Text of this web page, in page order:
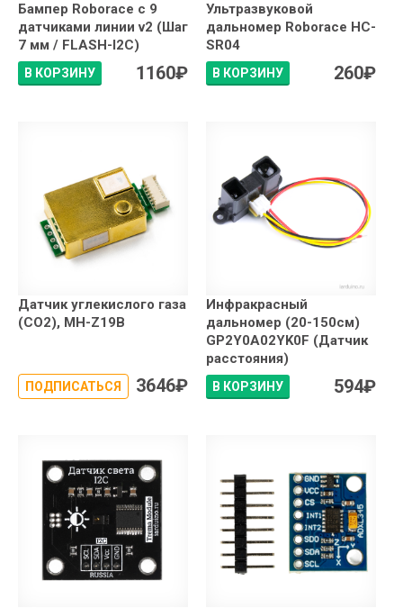
Бампер Roborace с 9
датчиками линии v2 (Шаг
7 мм / FLASH-I2C)
В КОРЗИНУ 1160₽
Ультразвуковой
дальномер Roborace HC-
SR04
В КОРЗИНУ 260₽
Датчик углекислого газа
(CO2), MH-Z19B
ПОДПИСАТЬСЯ 3646₽
Инфракрасный
дальномер (20-150см)
GP2Y0A02YK0F (Датчик
расстояния)
В КОРЗИНУ 594₽